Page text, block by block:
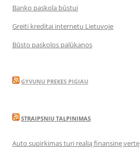
Banko paskola būstui
Greiti kreditai internetu Lietuvoje
Būsto paskolos palūkanos
GYVUNU PREKES PIGIAU
STRAIPSNIU TALPINIMAS
Auto supirkimas turi realią finansinę vertę